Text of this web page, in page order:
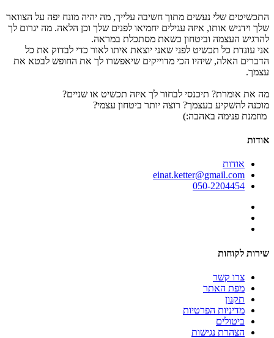
התכשיטים שלי נעשים מתוך חשיבה עלייך, מה יהיה מונח יפה על הצוואר
שלך וידגיש אותו, איזה עגילים יחמיאו לפנים שלך וכן הלאה. מה יגרום לך
להרגיש העצמה וביטחון כשאת מסתכלת במראה.
אני עונדת כל תכשיט לפני שאני יוצאת איתו לאור כדי לבדוק את כל
הדברים האלה, שיהיו הכי מדוייקים שיאפשרו לך את החופש לבטא את
עצמך.
מה את אומרת? תיכנסי לבחור לך איזה תכשיט או שניים?
מוכנה להשקיע בעצמך? רוצה יותר ביטחון עצמי?
מוזמנת פנימה באהבה:)
אודות
אודות
einat.ketter@gmail.com
050-2204454
שירות לקוחות
צרו קשר
מפת האתר
תקנון
מדיניות הפרטיות
ביטולים
הצהרת נגישות